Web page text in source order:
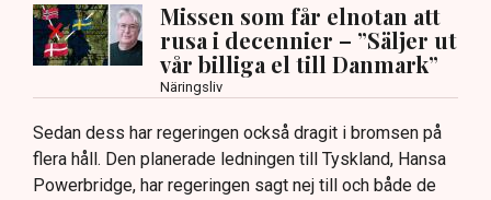
Missen som får elnotan att
rusa i decennier – ”Säljer ut
vår billiga el till Danmark”
Näringsliv
Sedan dess har regeringen också dragit i bromsen på
flera håll. Den planerade ledningen till Tyskland, Hansa
Powerbridge, har regeringen sagt nej till och både de